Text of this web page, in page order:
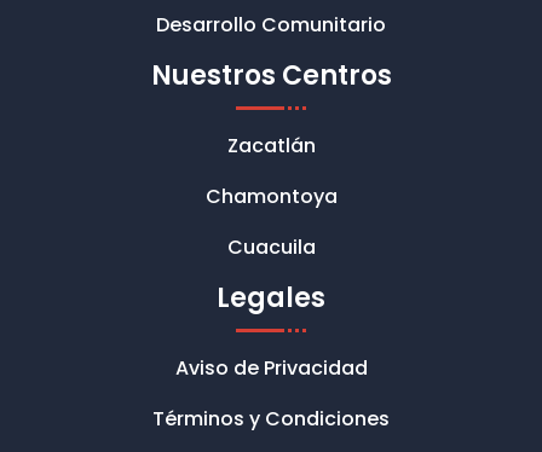
Desarrollo Comunitario
Nuestros Centros
Zacatlán
Chamontoya
Cuacuila
Legales
Aviso de Privacidad
Términos y Condiciones